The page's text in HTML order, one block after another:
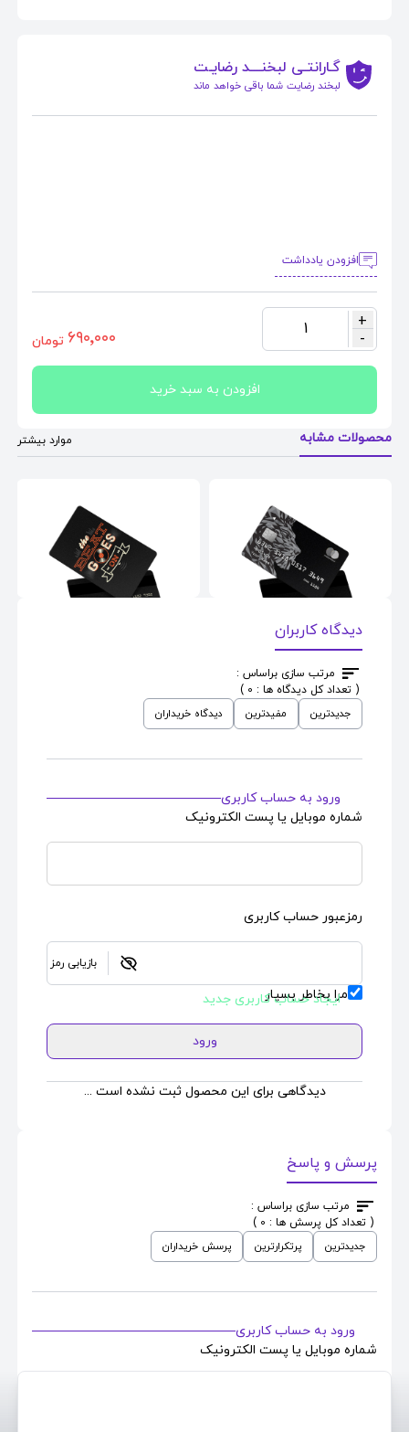
گـارانتـی لبخنــــد رضایـت
لبخند رضایت شما باقی خواهد ماند
افزودن یادداشت
+
-
1 ٦٩٠٬٠٠٠ تومان
افزودن به سبد خرید
محصولات مشابه موارد بیشتر
اسکین کارت بانکیطرح
HSBC Credit Card
قیمت : 735,000 تومان قیمت : 690,000
دیدگاه کاربران
مرتب سازی براساس :
( تعداد کل دیدگاه ها : 0 )
جدیدترین
مفیدترین دیدگاه خریداران
ورود به حساب کاربری
شماره موبایل یا پست الکترونیک
رمزعبور حساب کاربری
بازیابی رمز
مرا بخاطر بسپار
ایجاد حساب کاربری جدید
ورود
دیدگاهی برای این محصول ثبت نشده است ...
پرسش و پاسخ
مرتب سازی براساس :
( تعداد کل پرسش ها : 0 )
جدیدترین
پرتکرارترین پرسش خریداران
ورود به حساب کاربری
شماره موبایل یا پست الکترونیک